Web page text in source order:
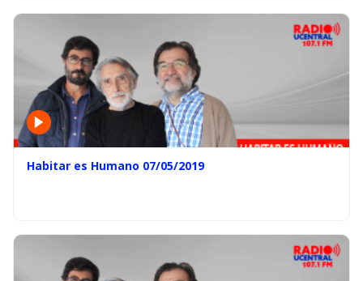
Habitar es Humano 07/05/2019